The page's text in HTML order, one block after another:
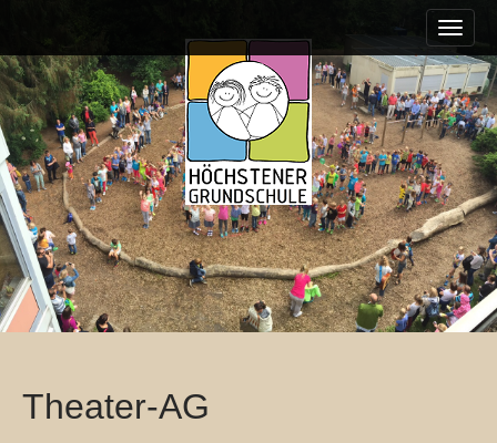
i
n
m
e
n
u
i
p
t
o
c
o
n
t
e
n
t
Theater-AG